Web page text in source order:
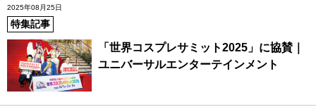
2025年08月25日
特集記事
「世界コスプレサミット2025」に協賛｜
ユニバーサルエンターテインメント